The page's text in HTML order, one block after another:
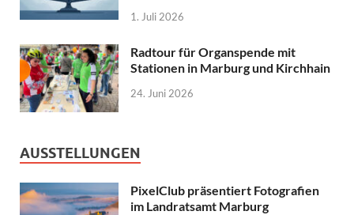
1. Juli 2026
Radtour für Organspende mit
Stationen in Marburg und Kirchhain
24. Juni 2026
AUSSTELLUNGEN
PixelClub präsentiert Fotografien
im Landratsamt Marburg